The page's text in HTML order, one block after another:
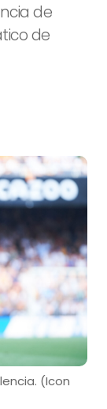
de
de
(Icon